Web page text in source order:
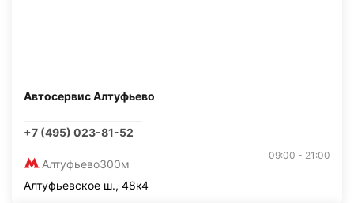
Автосервис Алтуфьево
+7 (495) 023-81-52
Алтуфьево300м
09:00 - 21:00
Алтуфьевское ш., 48к4